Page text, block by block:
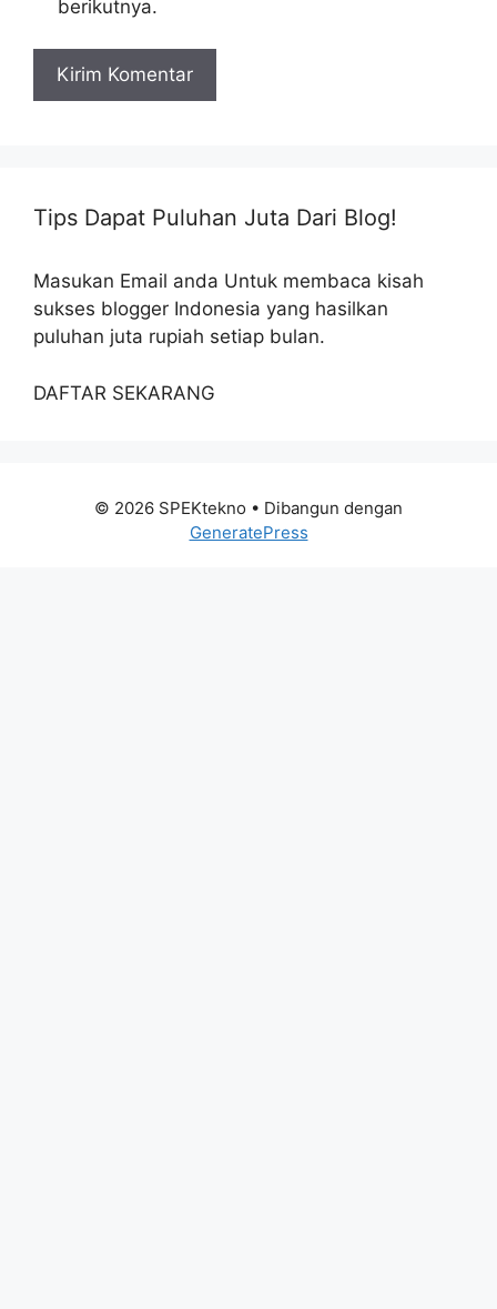
berikutnya.
Tips Dapat Puluhan Juta Dari Blog!
Masukan Email anda Untuk membaca kisah
sukses blogger Indonesia yang hasilkan
puluhan juta rupiah setiap bulan.
DAFTAR SEKARANG
© 2026 SPEKtekno • Dibangun dengan
GeneratePress